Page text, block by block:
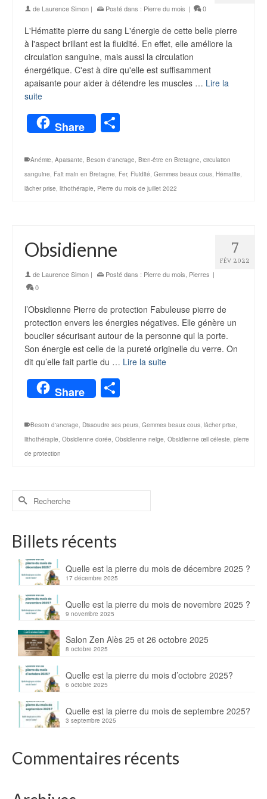
de Laurence Simon | Posté dans : Pierre du mois | 0
L'Hématite pierre du sang L'énergie de cette belle pierre
à l'aspect brillant est la fluidité. En effet, elle améliore la
circulation sanguine, mais aussi la circulation
énergétique. C'est à dire qu'elle est suffisamment
apaisante pour aider à détendre les muscles … Lire la
suite
Share
Anémie Apaisante Besoin d'ancrage Bien-être en Bretagne circulation
sanguine Fait main en Bretagne Fer, Fluidité Gemmes beaux cous Hématite
lâcher prise lithothérapie Pierre du mois de juillet 2022
7
FÉV 2022
Obsidienne
de Laurence Simon | Posté dans : Pierre du mois Pierres |
0
l’Obsidienne Pierre de protection Fabuleuse pierre de
protection envers les énergies négatives. Elle génère un
bouclier sécurisant autour de la personne qui la porte.
Son énergie est celle de la pureté originelle du verre. On
dit qu’elle fait partie du … Lire la suite
Share
Besoin d'ancrage, Dissoudre ses peurs, Gemmes beaux cous, lâcher prise,
lithothérapie, Obsidienne dorée, Obsidienne neige, Obsidienne œil céleste, pierre
de protection
Billets récents
Quelle est la pierre du mois de décembre 2025 ?
17 décembre 2025
Quelle est la pierre du mois de novembre 2025 ?
9 novembre 2025
Salon Zen Alès 25 et 26 octobre 2025
8 octobre 2025
Quelle est la pierre du mois d’octobre 2025?
6 octobre 2025
Quelle est la pierre du mois de septembre 2025?
3 septembre 2025
Commentaires récents